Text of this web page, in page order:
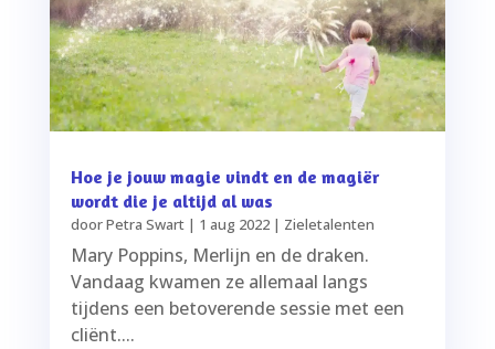
Hoe je jouw magie vindt en de magiër
wordt die je altijd al was
doorPetra Swart| 1 aug 2022| Zieletalenten
Mary Poppins, Merlijn en de draken.
Vandaag kwamen ze allemaal langs
tijdens een betoverende sessie met een
cliënt....